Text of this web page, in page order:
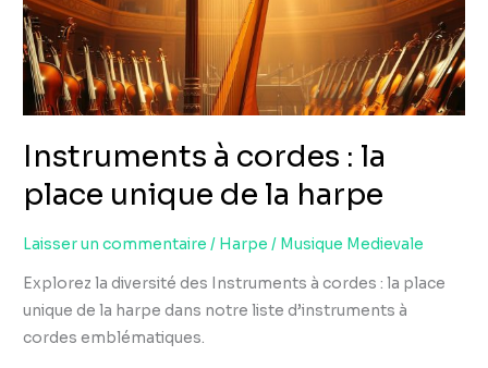
Instruments à cordes : la
place unique de la harpe
Laisser un commentaire / Harpe / Musique Medievale
Explorez la diversité des Instruments à cordes : la place
unique de la harpe dans notre liste d’instruments à
cordes emblématiques.
place
unique
de
la
harpe